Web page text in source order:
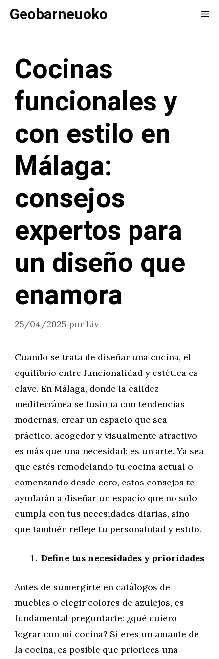
SaltarGeobarneuoko
Cocinas
funcionales y
con estilo en
Málaga:
consejos
expertos para
un diseño que
enamora
25/04/2025 por Liv
Cuando se trata de diseñar una cocina, el
equilibrio entre funcionalidad y estética es
clave. En Málaga, donde la calidez
mediterránea se fusiona con tendencias
modernas, crear un espacio que sea
práctico, acogedor y visualmente atractivo
es más que una necesidad: es un arte. Ya sea
que estés remodelando tu cocina actual o
comenzando desde cero, estos consejos te
ayudarán a diseñar un espacio que no solo
cumpla con tus necesidades diarias, sino
que también refleje tu personalidad y estilo.
Define tus necesidades y prioridades
Antes de sumergirte en catálogos de
muebles o elegir colores de azulejos, es
fundamental preguntarte: ¿qué quiero
lograr con mi cocina? Si eres un amante de
la cocina, es posible que priorices una